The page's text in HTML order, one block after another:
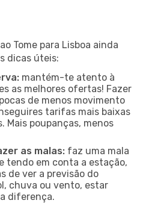
Tome para Lisboa ainda
dicas úteis:
mantém-te atento à
as melhores ofertas! Fazer
de menos movimento
tarifas mais baixas
Mais poupanças, menos
as malas: faz uma mala
tendo em conta a estação,
de ver a previsão do
chuva ou vento, estar
diferença.